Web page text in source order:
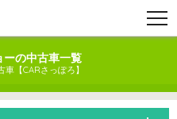
ーの中古車一覧
車【CARさっぽろ】